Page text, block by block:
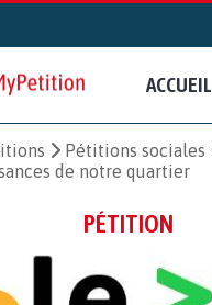
ACCUEIL
Pétitions sociales
de notre quartier
PÉTITION